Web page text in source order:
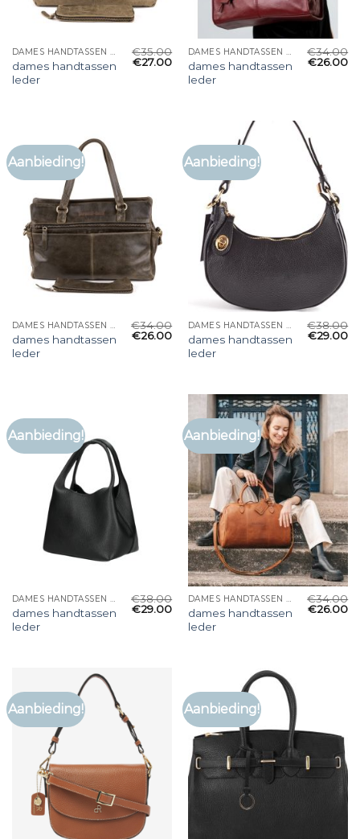
DAMES HANDTASSEN LEDER
dames handtassen
leder
€35.00
€27.00
DAMES HANDTASSEN LEDER
dames handtassen
leder
€34.00
€26.00
Aanbieding!
DAMES HANDTASSEN LEDER
dames handtassen
leder
€34.00
€26.00
Aanbieding!
DAMES HANDTASSEN LEDER
dames handtassen
leder
€38.00
€29.00
Aanbieding!
DAMES HANDTASSEN LEDER
dames handtassen
leder
€38.00
€29.00
Aanbieding!
DAMES HANDTASSEN LEDER
dames handtassen
leder
€34.00
€26.00
Aanbieding! Aanbieding!